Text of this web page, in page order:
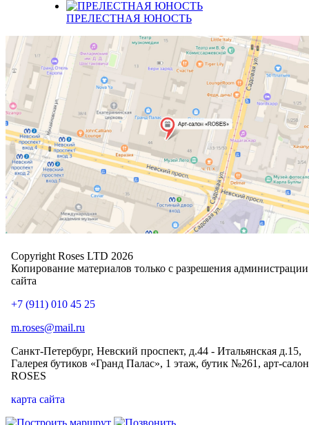
ПРЕЛЕСТНАЯ ЮНОСТЬ
Copyright Roses LTD 2026
Копирование материалов только с разрешения администрации
сайта
+7 (911) 010 45 25
m.roses@mail.ru
Санкт-Петербург, Невский проспект, д.44 - Итальянская д.15,
Галерея бутиков «Гранд Палас», 1 этаж, бутик №261, арт-салон
ROSES
карта сайта